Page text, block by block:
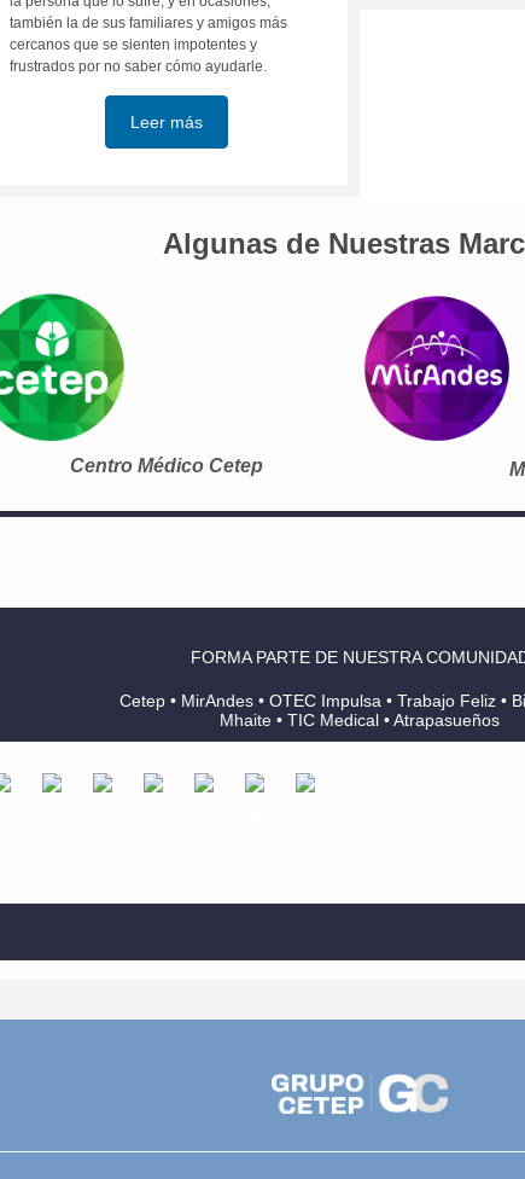
también la de sus familiares y amigos más
cercanos que se sienten impotentes y
frustrados por no saber cómo ayudarle.
Leer más
Algunas de Nuestras
Centro Médico Cetep
FORMA PARTE DE NUESTRA
Cetep • MirAndes • OTEC Impulsa • Trabajo Feliz •
Mhaite • TIC Medical • Atrapasueños